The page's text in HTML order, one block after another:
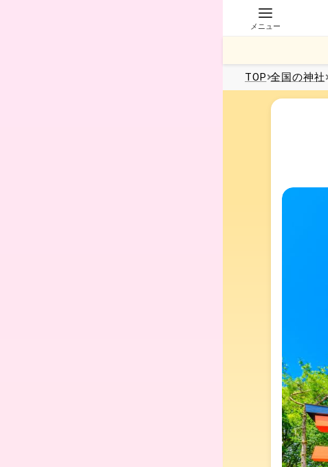
メニュー
TOP 全国の神社